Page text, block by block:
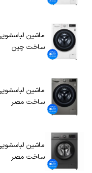
ساخت چین
ساخت مصر
ساخت مصر